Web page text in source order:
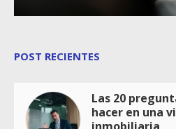
POST RECIENTES
Las 20
hacer en una